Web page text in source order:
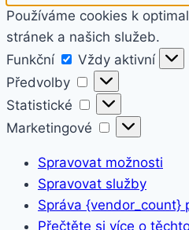
Používáme cookies k
stránek a našich služeb.
Funkční
Funkční
Vždy aktivní
Předvolby
Předvolby
Statistické
Statistické
Marketingové
Spravovat možnosti
Spravovat služby
Správa {vendor_count}
Přečtěte si více o